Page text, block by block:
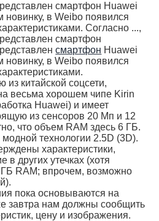
смартфон Huawei
в Weibo появился
Согласно ...,
смартфон
смартфон Huawei
в Weibo появился
китайской соцсети,
весьма хорошем чипе Kirin
Huawei) и имеет
из сенсоров 20 Мп и 12
что объем RAM здесь 6 ГБ.
технологии 2.5D (3D).
характеристики,
других утечках (хотя
ГБ RAM; впрочем, возможно
пока основываются на
завтра нам должны сообщить
цену и изображения.